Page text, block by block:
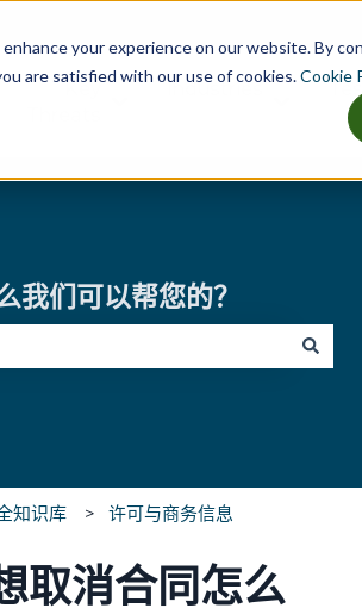
your experience on our website. By
are satisfied with our use of cookies.Cookie
Key
Industries
显示
我们可以帮您的？
知识库 许可与商务信息
取消合同怎么